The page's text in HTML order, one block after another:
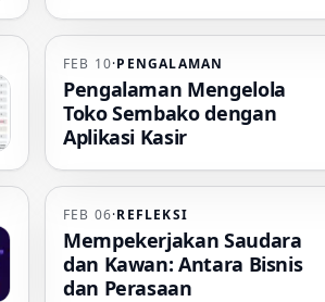
FEB 10·PENGALAMAN
Pengalaman Mengelola
Toko Sembako dengan
Aplikasi Kasir
FEB 06·REFLEKSI
Mempekerjakan Saudara
dan Kawan: Antara Bisnis
dan Perasaan